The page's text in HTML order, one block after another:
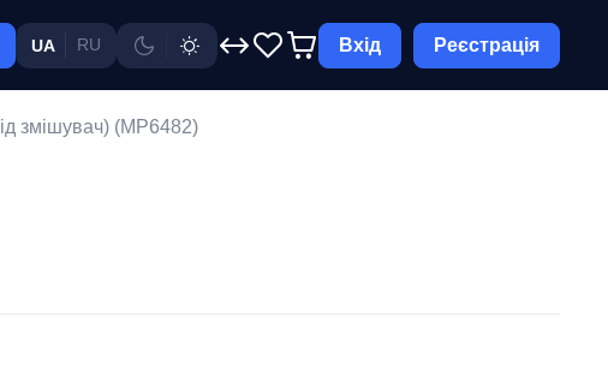
UA RU Вхід Реєстрація
змішувач) (MP6482)